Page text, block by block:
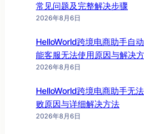
常见问题及完整解决步骤
2026年8月6日
HelloWorld跨境电商助手自
能客服无法使用原因与解决
2026年8月6日
HelloWorld跨境电商助手无
败原因与详细解决方法
2026年8月6日